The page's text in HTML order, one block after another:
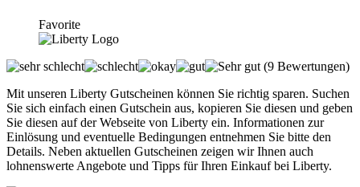
Favorite
(9 Bewertungen)
Mit unseren Liberty Gutscheinen können Sie richtig sparen. Suchen
Sie sich einfach einen Gutschein aus, kopieren Sie diesen und geben
Sie diesen auf der Webseite von Liberty ein. Informationen zur
Einlösung und eventuelle Bedingungen entnehmen Sie bitte den
Details. Neben aktuellen Gutscheinen zeigen wir Ihnen auch
lohnenswerte Angebote und Tipps für Ihren Einkauf bei Liberty.